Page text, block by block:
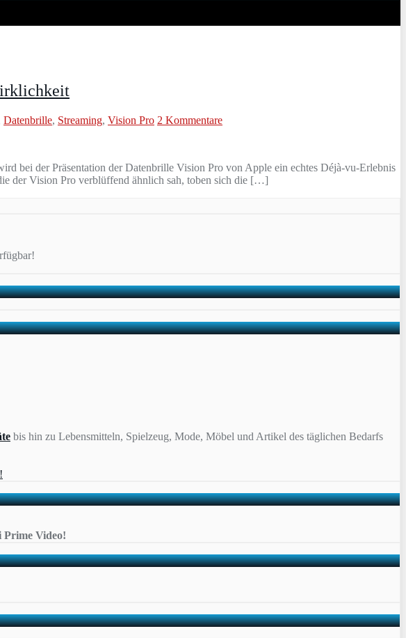
Datenbrille, Streaming, Vision Pro 2 Kommentare
bei der Präsentation der Datenbrille Vision Pro von Apple ein echtes Déjà-vu-Erlebnis
der Vision Pro verblüffend ähnlich sah, toben sich die […]
bis hin zu Lebensmitteln, Spielzeug, Mode, Möbel und Artikel des täglichen Bedarfs
Prime Video!